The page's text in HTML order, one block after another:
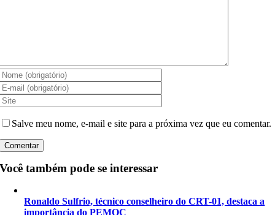
Salve meu nome, e-mail e site para a próxima vez que eu comentar.
Você também pode se interessar
Ronaldo Sulfrio, técnico conselheiro do CRT-01, destaca a
importância do PEMOC